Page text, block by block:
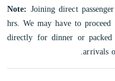
Note: Joining direct
hotel. The standard check-in time is ١٥٠٠ hrs. We may have to proceed
directly for dinner or
arrivals